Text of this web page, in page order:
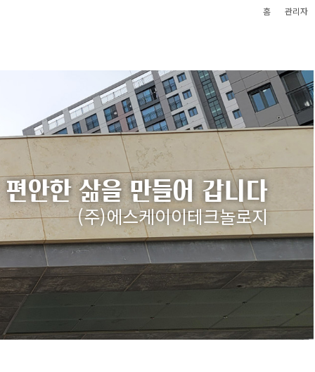
관리자
홈
안한 삶을 만들어 갑니다
(주)에스케이이테크놀로지